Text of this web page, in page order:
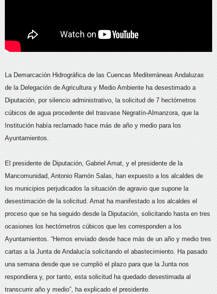
La Demarcación Hidrográfica de las Cuencas Mediterráneas Andaluzas
de la Delegación de Agricultura y Medio Ambiente ha desestimado a
Diputación, por silencio administrativo, la solicitud de 7 hectómetros
cúbicos de agua procedente del trasvase Negratín-Almanzora, que la
Institución había reclamado hace más de año y medio para los
Ayuntamientos.
El presidente de Diputación, Gabriel Amat, y el presidente de la
Mancomunidad, Antonio Ramón Salas, han expuesto a los alcaldes de
los municipios perjudicados la situación de agravio que supone la
desestimación de la solicitud. Amat ha manifestado a los alcaldes el
proceso que se ha seguido desde la Diputación, solicitando hasta en tres
ocasiones los hectómetros cúbicos que les corresponden a los
Ayuntamientos. “Hemos enviado desde hace más de un año y medio tres
cartas a la Junta de Andalucía solicitando el abastecimiento. Ha pasado
una semana desde que se cumplió el plazo para que la Junta nos
respondiera y, por tanto, esta solicitud ha quedado desestimada al
transcurrir año y medio”, ha explicado el presidente.